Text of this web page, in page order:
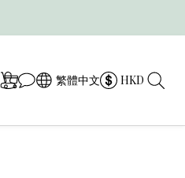
繁體中文 HKD